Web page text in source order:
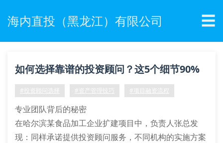
海内直投（黑龙江）有限公司 ☰
如何选择靠谱的投资顾问？这5个细节90%
企业都忽略了
#投资顾问选择 #资产管理技巧 #项目融资流程
专业团队背后的秘密
在哈尔滨某食品加工企业扩建项目中，负责人张总发
现：同样承诺提供投资顾问服务，不同机构的实施方案